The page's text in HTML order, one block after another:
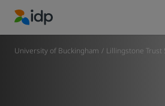
IDP Education
University of Buckingham / Lillingstone Trust